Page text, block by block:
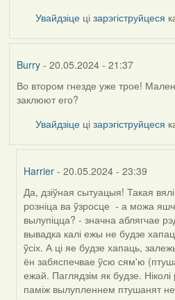
Увайдзіце цізарэгіструйцеся
Burry- 20.05.2024 - 21:37
Во втором гнезде уже трое!
заклюют его?
Увайдзіце цізарэгіструйцеся
Harrier - 20.05.2024 - 23:39
In
reply
to
by
Burry
Да, дзіўная сытуацыя! Такая
розніца ва ўзросце - а можа
вылупіцца? - значна аблягчае
вывадка калі ежы не будзе
ўсіх. А ці яе будзе хапаць,
ён забяспечвае ўсю сям'ю
ежай. Паглядзім як будзе.
паміж вылупленнем птушанят